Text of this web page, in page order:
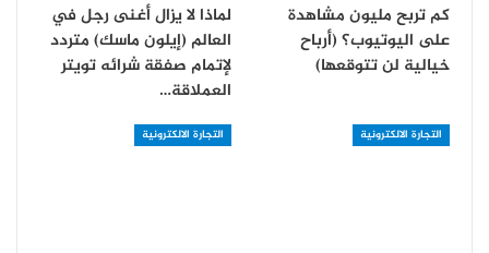
كم تربح مليون مشاهدة
على اليوتيوب؟ (أرباح
خيالية لن تتوقعها)
لماذا لا يزال أغنى رجل في
العالم (إيلون ماسك) متردد
لإتمام صفقة شرائه تويتر
العملاقة…
التجارة الالكترونية التجارة الالكترونية